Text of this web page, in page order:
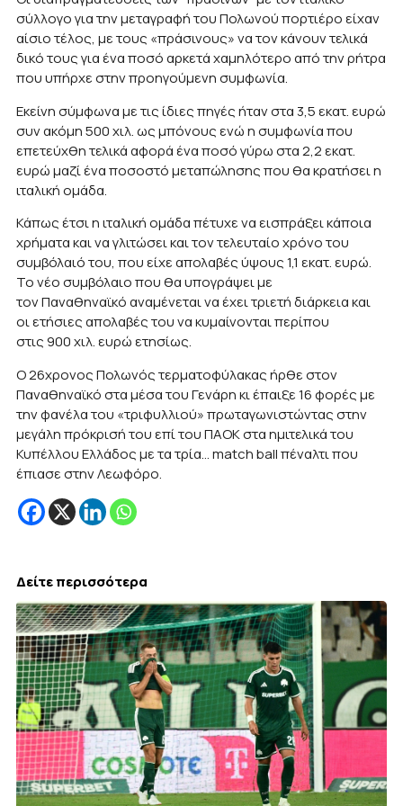
σύλλογο για την μεταγραφή του Πολωνού πορτιέρο είχαν
αίσιο τέλος, με τους «πράσινους» να τον κάνουν τελικά
δικό τους για ένα ποσό αρκετά χαμηλότερο από την ρήτρα
που υπήρχε στην προηγούμενη συμφωνία.
Εκείνη σύμφωνα με τις ίδιες πηγές ήταν στα 3,5 εκατ. ευρώ
συν ακόμη 500 χιλ. ως μπόνους ενώ η συμφωνία που
επετεύχθη τελικά αφορά ένα ποσό γύρω στα 2,2 εκατ.
ευρώ μαζί ένα ποσοστό μεταπώλησης που θα κρατήσει η
ιταλική ομάδα.
Κάπως έτσι η ιταλική ομάδα πέτυχε να εισπράξει κάποια
χρήματα και να γλιτώσει και τον τελευταίο χρόνο του
συμβόλαιό του, που είχε απολαβές ύψους 1,1 εκατ. ευρώ.
Το νέο συμβόλαιο που θα υπογράψει με
τον Παναθηναϊκό αναμένεται να έχει τριετή διάρκεια και
οι ετήσιες απολαβές του να κυμαίνονται περίπου
στις 900 χιλ. ευρώ ετησίως.
Ο 26χρονος Πολωνός τερματοφύλακας ήρθε στον
Παναθηναϊκό στα μέσα του Γενάρη κι έπαιξε 16 φορές με
την φανέλα του «τριφυλλιού» πρωταγωνιστώντας στην
μεγάλη πρόκρισή του επί του ΠΑΟΚ στα ημιτελικά του
Κυπέλλου Ελλάδος με τα τρία… match ball πέναλτι που
έπιασε στην Λεωφόρο.
Δείτε περισσότερα